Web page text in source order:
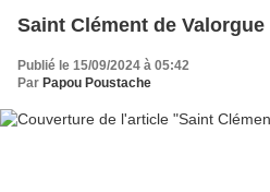
Saint Clément de Valorgue
Publié le 15/09/2024 à 05:42
Par Papou Poustache